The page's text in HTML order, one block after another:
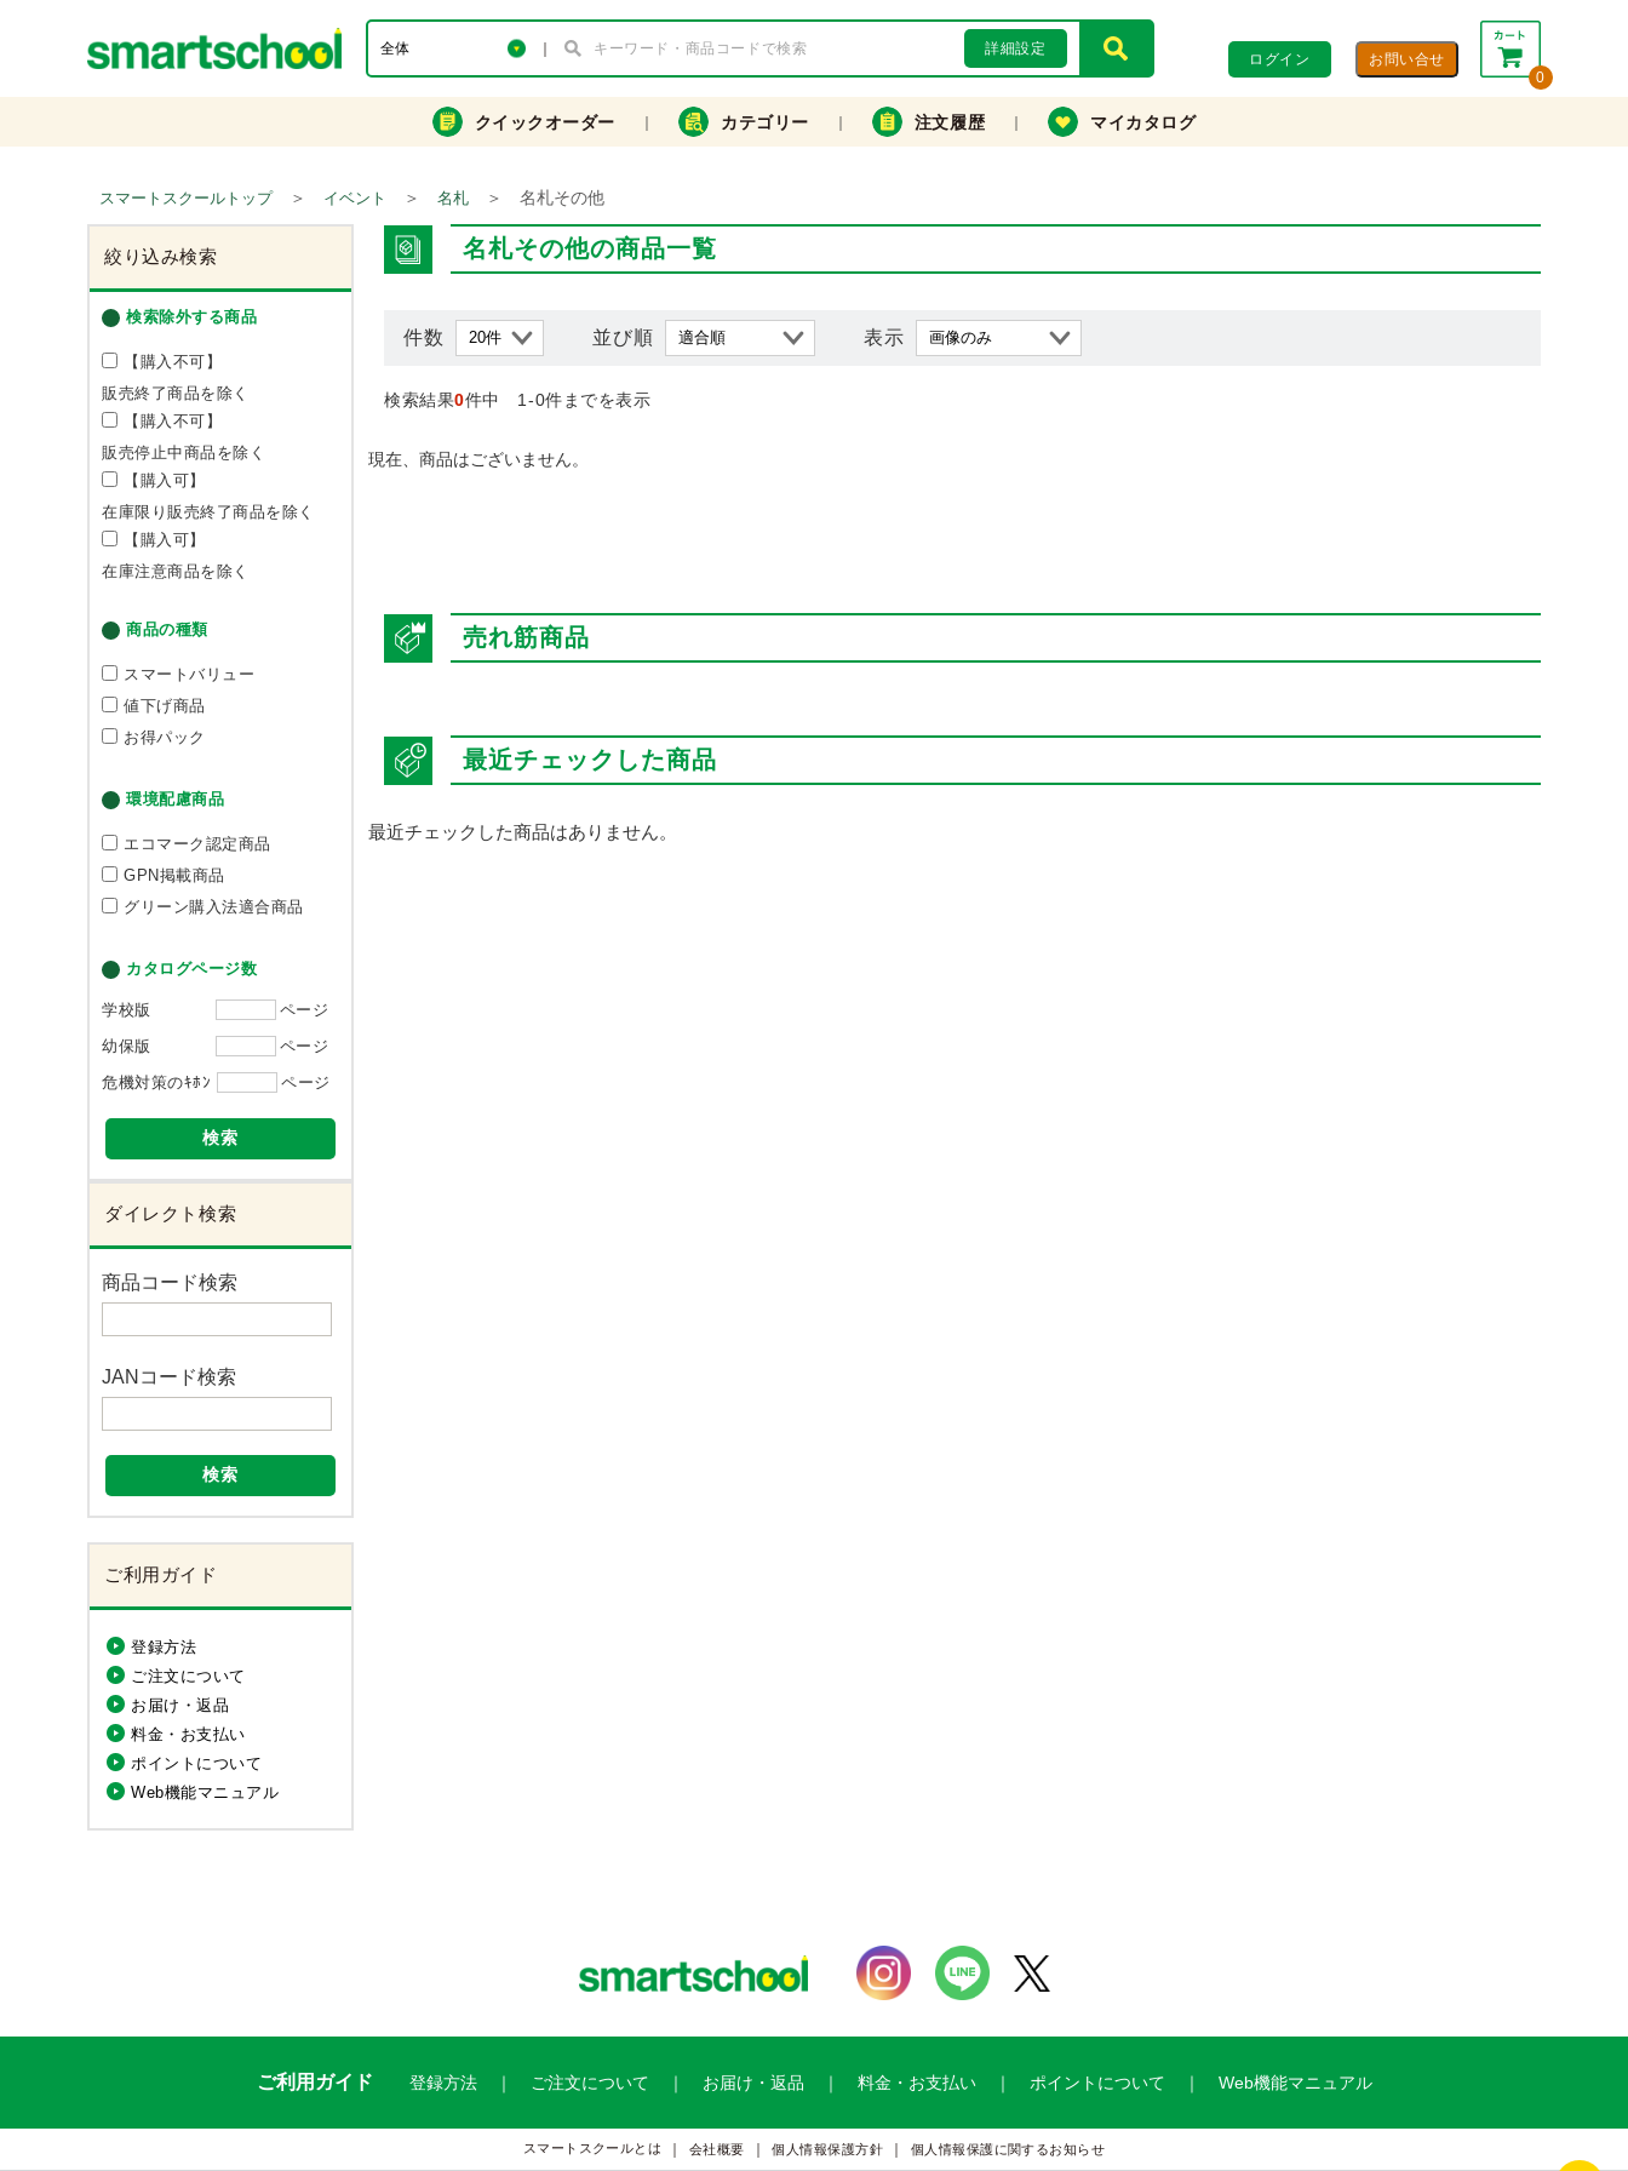
詳細設定
ログイン
0
合計： 0円
カートを見る・注文する
クイックオーダー カテゴリー 注文履歴 マイカタログ
スマートスクールトップ ＞ イベント ＞ 名札 ＞ 名札その他
絞り込み検索
検索除外する商品
【購入不可】
販売終了商品を除く
【購入不可】
販売停止中商品を除く
【購入可】
在庫限り販売終了商品を除く
【購入可】
在庫注意商品を除く
商品の種類
スマートバリュー
値下げ商品
お得パック
環境配慮商品
エコマーク認定商品
GPN掲載商品
グリーン購入法適合商品
カタログページ数
学校版
ページ
幼保版
ページ
危機対策のｷﾎﾝ
ページ
検索
ダイレクト検索
商品コード検索
JANコード検索
検索
ご利用ガイド
登録方法
ご注文について
お届け・返品
料金・お支払い
ポイントについて
Web機能マニュアル
名札その他の商品一覧
件数 並び順 表示
検索結果0件中 1-0件までを表示
現在、商品はございません。
売れ筋商品
最近チェックした商品
最近チェックした商品はありません。
ご利用ガイド 登録方法 ご注文について お届け・返品 料金・お支払い ポイントについて Web機能マニュアル
スマートスクールとは 会社概要 個人情報保護方針 個人情報保護に関するお知らせ